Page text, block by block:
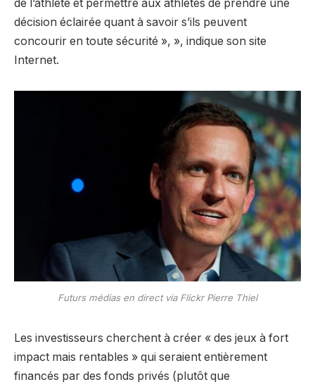
de l’athlète et permettre aux athlètes de prendre une
décision éclairée quant à savoir s’ils peuvent
concourir en toute sécurité », », indique son site
Internet.
Futurs médias en direct via FlickrPierre Thiel
Les investisseurs cherchent à créer « des jeux à fort
impact mais rentables » qui seraient entièrement
financés par des fonds privés (plutôt que